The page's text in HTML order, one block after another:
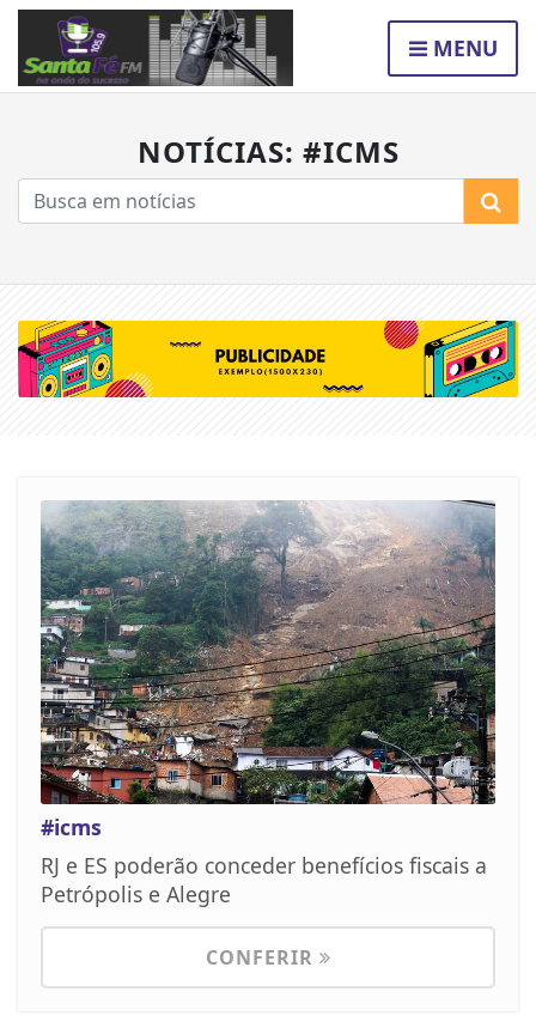
MENU
NOTÍCIAS: #ICMS
#icms
RJ e ES poderão conceder benefícios fiscais a
Petrópolis e Alegre
CONFERIR